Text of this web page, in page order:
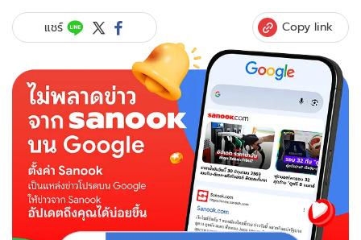
แชร์ Copy link